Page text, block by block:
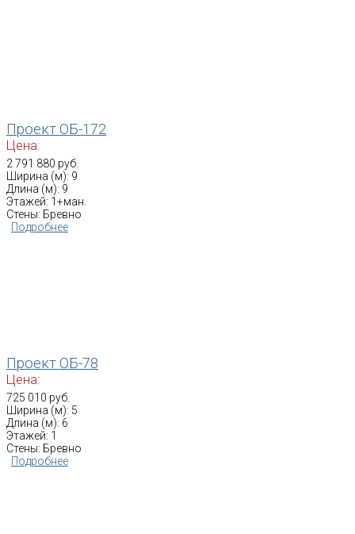
Проект ОБ-172
Цена:
2 791 880 руб.
Ширина (м): 9
Длина (м): 9
Этажей: 1+ман.
Стены: Бревно
Подробнее
Проект ОБ-78
Цена:
725 010 руб.
Ширина (м): 5
Длина (м): 6
Этажей: 1
Стены: Бревно
Подробнее